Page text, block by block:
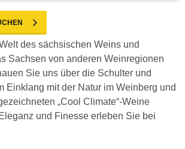
des sächsischen Weins und
Sachsen von anderen Weinregionen
Sie uns über die Schulter und
Einklang mit der Natur im Weinberg und
„Cool Climate“-Weine
und Finesse erleben Sie bei